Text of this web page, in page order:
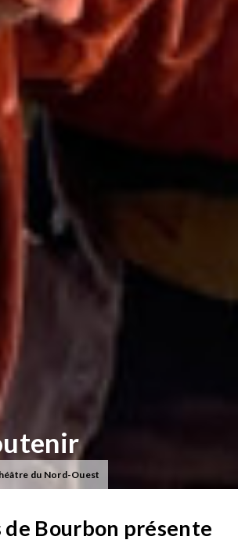
du Nord-Ouest
Bourbon présente